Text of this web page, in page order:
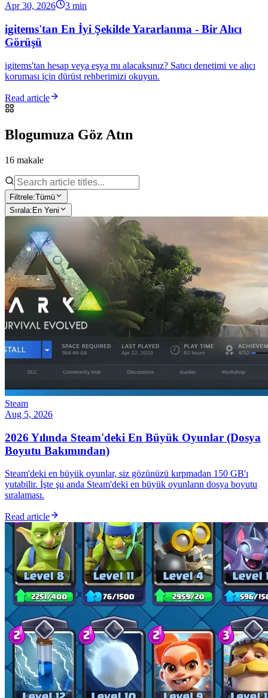
Apr 30, 2026
3 min
igitems'tan En İyi Şekilde Yararlanma - Bir Alıcı
Görüşü
igitems'tan hesap veya eşya mı alacaksınız? Satıcı denetimi ve alıcı
koruması için dürüst rehberimizi okuyun.
Read article
Blogumuza Göz Atın
16 makale
Filtrele:Tümü
Sırala: En Yeni
Steam
Aug 5, 2026
2026 Yılında Steam'deki En Büyük Oyunlar (Dosya
Boyutu Bakımından)
Steam'deki en büyük oyunlar, siz gözünüzü kırpmadan 150 GB'ı
yutabilir. İşte şu anda Steam'deki en büyük oyunların dosya boyutu
sıralaması.
Read article